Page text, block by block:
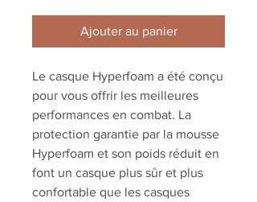
Ajouter au panier
Le casque Hyperfoam a été conçu
pour vous offrir les meilleures
performances en combat. La
protection garantie par la mousse
Hyperfoam et son poids réduit en
font un casque plus sûr et plus
confortable que les casques